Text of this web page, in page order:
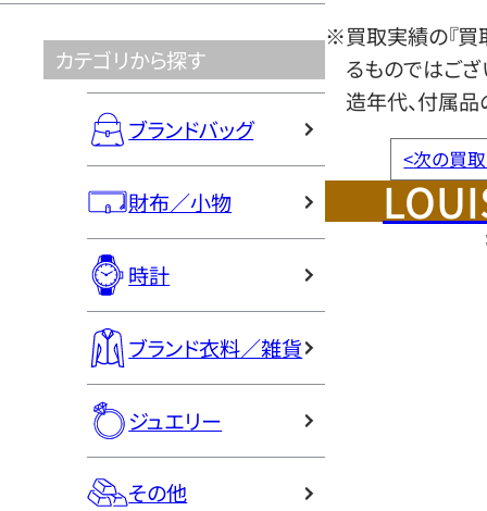
カテゴリから探す
ブランドバッグ
財布／小物
時計
ブランド衣料／雑貨
ジュエリー
その他
※買取実績の『買
るものではござ
造年代、付属品
<次の買